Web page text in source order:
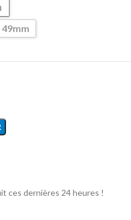
ces dernières 24 heures !